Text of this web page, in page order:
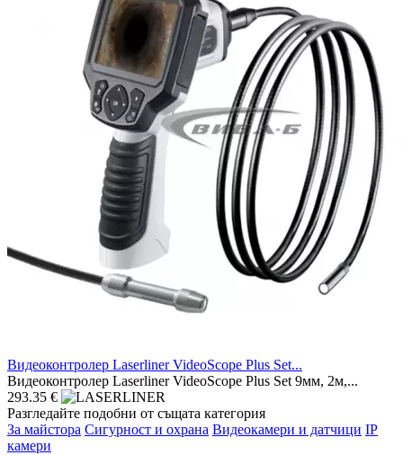
Видеоконтролер Laserliner VideoScope Plus Set...
Видеоконтролер Laserliner VideoScope Plus Set 9мм, 2м,...
293.35 €
Разгледайте подобни от същата категория
За майстора Сигурност и охрана Видеокамери и датчици IP
камери